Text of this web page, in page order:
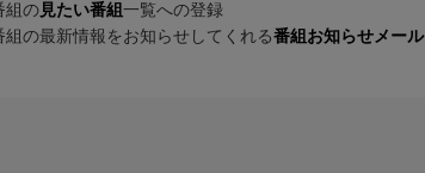
組の 見たい番組 一覧への登録
組の最新情報をお知らせしてくれる番組お知らせメール